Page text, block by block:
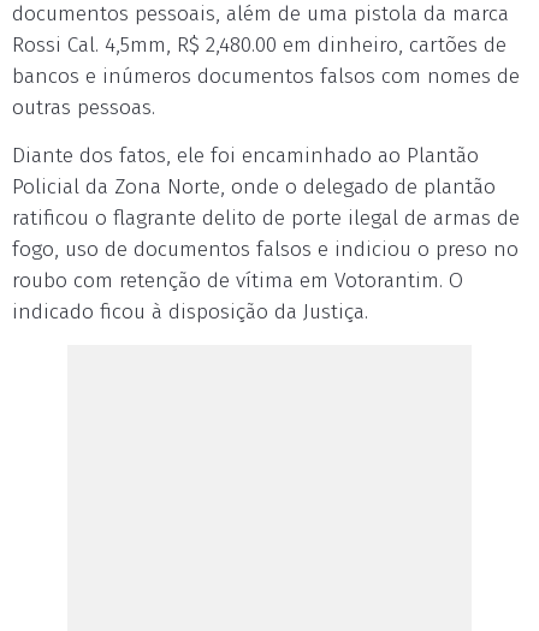
documentos pessoais, além de uma pistola da marca
Rossi Cal. 4,5mm, R$ 2,480.00 em dinheiro, cartões de
bancos e inúmeros documentos falsos com nomes de
outras pessoas.
Diante dos fatos, ele foi encaminhado ao Plantão
Policial da Zona Norte, onde o delegado de plantão
ratificou o flagrante delito de porte ilegal de armas de
fogo, uso de documentos falsos e indiciou o preso no
roubo com retenção de vítima em Votorantim. O
indicado ficou à disposição da Justiça.